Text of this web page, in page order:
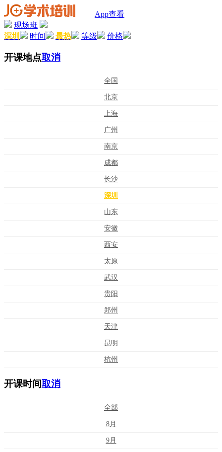
App查看
现场班
深圳
时间 最热 等级 价格
开课地点取消
全国
北京
上海
广州
南京
成都
长沙
深圳
山东
安徽
西安
太原
武汉
贵阳
郑州
天津
昆明
杭州
开课时间取消
全部
8月
9月